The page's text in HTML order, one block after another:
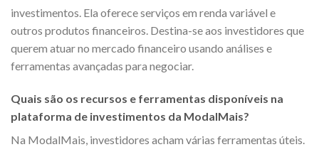
investimentos. Ela oferece serviços em renda variável e
outros produtos financeiros. Destina-se aos investidores que
querem atuar no mercado financeiro usando análises e
ferramentas avançadas para negociar.
Quais são os recursos e ferramentas disponíveis na
plataforma de investimentos da ModalMais?
Na ModalMais, investidores acham várias ferramentas úteis.